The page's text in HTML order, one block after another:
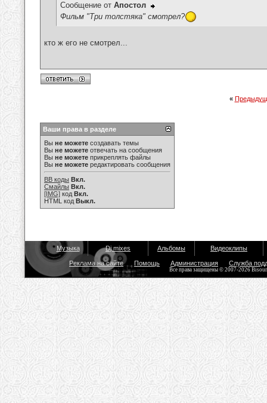
Сообщение от Апостол
Фильм "Три толстяка" смотрел?
кто ж его не смотрел...
«
Ваши права в разделе
Вы не можете создавать темы
Вы не можете отвечать на сообщения
Вы не можете прикреплять файлы
Вы не можете редактировать сообщения
BB коды Вкл.
Смайлы Вкл.
[IMG] код Вкл.
HTML код Выкл.
Музыка Dj mixes Альбомы Видеоклипы
Реклама на сайте Помощь Администрация Служба
Все права защищены © 2007-2026